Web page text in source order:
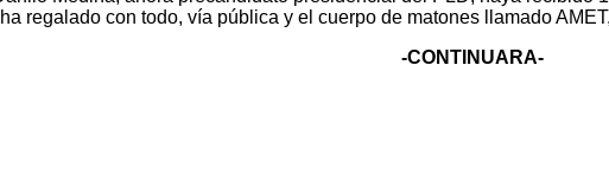
regalado con todo, vía pública y el cuerpo de matones llamado
-CONTINUARA-